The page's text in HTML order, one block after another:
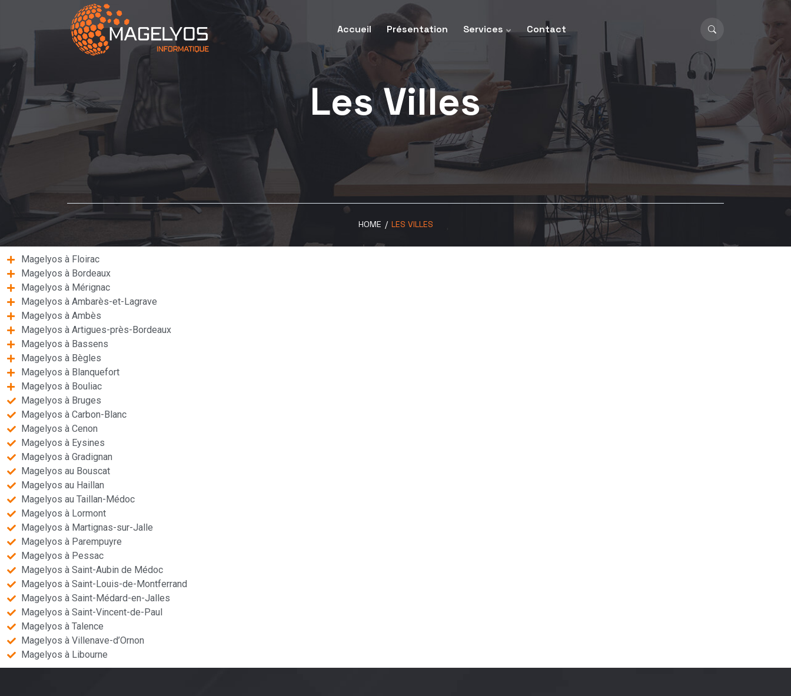
Accueil Présentation Services Contact
Les Villes
HOME / LES VILLES
Magelyos à Floirac
Magelyos à Bordeaux
Magelyos à Mérignac
Magelyos à Ambarès-et-Lagrave
Magelyos à Ambès
Magelyos à Artigues-près-Bordeaux
Magelyos à Bassens
Magelyos à Bègles
Magelyos à Blanquefort
Magelyos à Bouliac
Magelyos à Bruges
Magelyos à Carbon-Blanc
Magelyos à Cenon
Magelyos à Eysines
Magelyos à Gradignan
Magelyos au Bouscat
Magelyos au Haillan
Magelyos au Taillan-Médoc
Magelyos à Lormont
Magelyos à Martignas-sur-Jalle
Magelyos à Parempuyre
Magelyos à Pessac
Magelyos à Saint-Aubin de Médoc
Magelyos à Saint-Louis-de-Montferrand
Magelyos à Saint-Médard-en-Jalles
Magelyos à Saint-Vincent-de-Paul
Magelyos à Talence
Magelyos à Villenave-d’Ornon
Magelyos à Libourne